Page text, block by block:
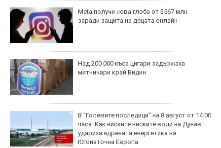
Meta получи нова глоба от $567 млн.
заради защита на децата онлайн
Над 200 000 къса цигари задържаха
митничари край Видин
В "Големите последици" на 8 август от 14:00
часа: Как ниските ниските води на Дунав
удариха ядрената енергетика на
Югоизточна Европа